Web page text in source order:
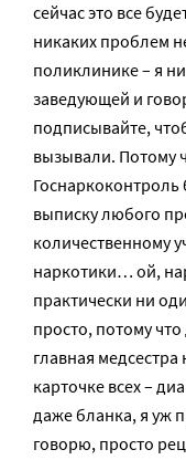
сейчас это все
никаких проблем
поликлинике – я
заведующей и
подписывайте,
вызывали. Потому
Госнаркоконтроль
выписку любого
количественному
наркотики… ой,
практически ни
просто, потому
главная
карточке всех –
даже бланка, я уж
говорю, просто